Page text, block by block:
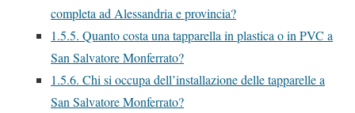
completa ad Alessandria e provincia?
1.5.5. Quanto costa una tapparella in plastica o in PVC a
San Salvatore Monferrato?
1.5.6. Chi si occupa dell’installazione delle tapparelle a
San Salvatore Monferrato?